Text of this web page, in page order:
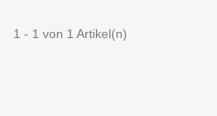
1 - 1 von 1 Artikel(n)